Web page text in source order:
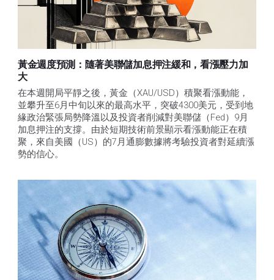
黃金週度預測：隨著美聯儲加息押注緩和，看漲壓力加
大
在本週開局平靜之後，黃金（XAU/USD）積聚看漲動能，
並攀升至6月中旬以來的最高水平，突破4300美元，受到地
緣政治緊張局勢降溫以及投資者削減對美聯儲（Fed）9月
加息押注的支撐。由於短期技術前景顯示看漲動能正在積
聚，來自美國（US）的7月通膨數據將考驗投資者對延續漲
勢的信心。